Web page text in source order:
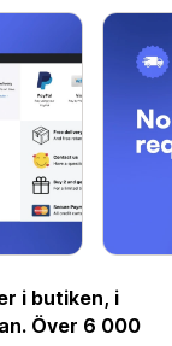
i butiken, i
Över 6 000